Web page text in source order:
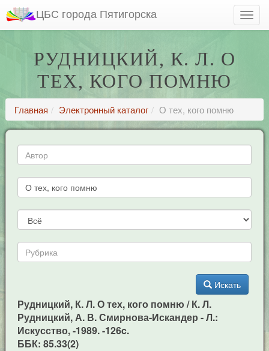
ЦБС города Пятигорска
РУДНИЦКИЙ, К. Л. О
ТЕХ, КОГО ПОМНЮ
Главная Электронный каталог О тех, кого помню
Искать
Рудницкий, К. Л. О тех, кого помню / К. Л.
Рудницкий, А. В. Смирнова-Искандер - Л.:
Искусство, -1989. -126c.
ББК: 85.33(2)